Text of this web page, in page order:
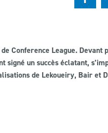
Conference League. Devant
un succès éclatant,
de Lekoueiry, Bair et